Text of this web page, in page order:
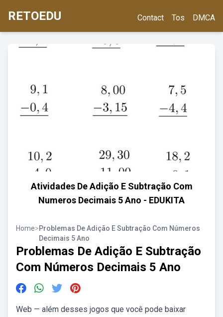
RETOEDU Contact Tos DMCA
Atividades De Adição E Subtração Com
Numeros Decimais 5 Ano - EDUKITA
Home>Problemas De Adição E Subtração Com Números
Decimais 5 Ano
Problemas De Adição E Subtração
Com Números Decimais 5 Ano
Web — além desses jogos que você pode baixar